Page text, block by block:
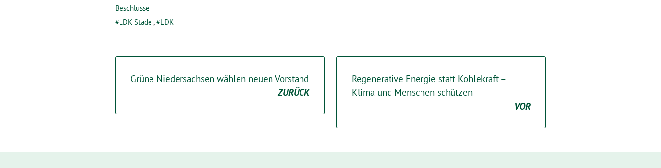
Beschlüsse
LDK Stade , LDK
Grüne Niedersachsen wählen neuen Vorstand
ZURÜCK
Regenerative Energie statt Kohlekraft –
Klima und Menschen schützen
VOR